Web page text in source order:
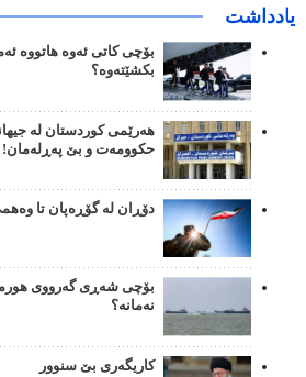
یادداشت
بۆچی کاتی ئەوە هاتووە
بکشێتەوە؟
حکوومەت و بێ پەڕلەمان!
دۆڕان لە گۆڕەپان تا
بۆچی شەڕی گەرووی
نەمانە؟
کاریگەری بێ سنوور